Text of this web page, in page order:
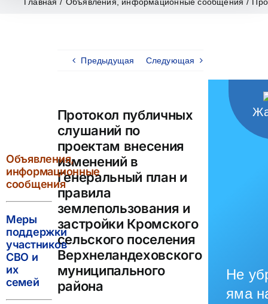
Предыдущая Следующая
Протокол публичных
слушаний по
проектам внесения
изменений в
Генеральный план и
правила
землепользования и
застройки Кромского
сельского поселения
Верхнеландеховского
муниципального
района
Объявления,
информационные
сообщения
Меры
поддержки
участников
СВО и
их
семей
Не
яма